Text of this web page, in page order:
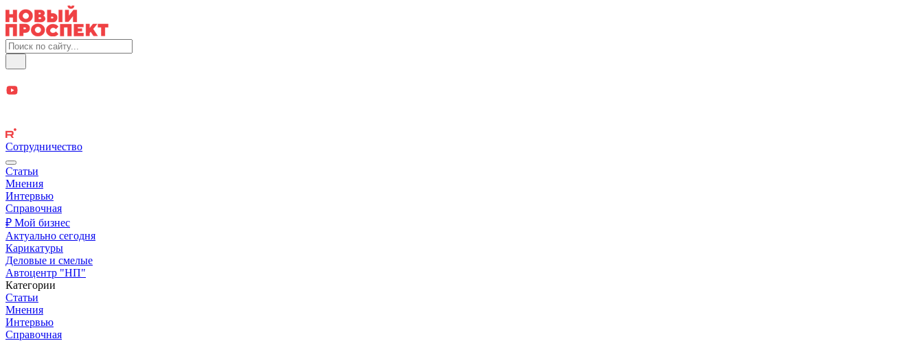
Сотрудничество
Статьи
Мнения
Интервью
Справочная
₽ Мой бизнес
Актуально сегодня
Карикатуры
Деловые и смелые
Автоцентр "НП"
Категории
Статьи
Мнения
Интервью
Справочная